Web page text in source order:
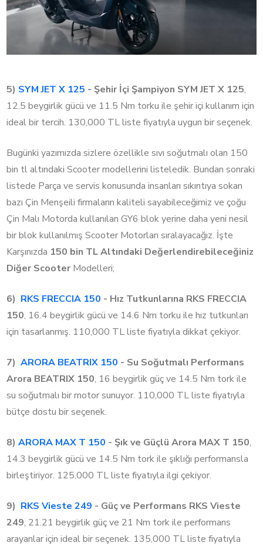
5) SYM JET X 125 - Şehir İçi Şampiyon SYM JET X 125,
12.5 beygirlik gücü ve 11.5 Nm torku ile şehir içi kullanım için
ideal bir tercih. 130,000 TL liste fiyatıyla uygun bir seçenek.
Bugünki yazımızda sizlere özellikle sıvı soğutmalı olan 150
bin tl altındaki Scooter modellerini listeledik. Bundan sonraki
listede Parça ve servis konusunda insanları sıkıntıya sokan
bazı Çin Menşeili firmaların kaliteli sayabileceğimiz ve çoğu
Çin Malı Motorda kullanılan GY6 blok yerine daha yeni nesil
bir blok kullanılmış Scooter Motorları sıralayacağız. İşte
Karşınızda 150 bin TL Altındaki Değerlendirebileceğiniz
Diğer Scooter Modelleri;
6) RKS FRECCIA 150 - Hız Tutkunlarına RKS FRECCIA
150, 16.4 beygirlik gücü ve 14.6 Nm torku ile hız tutkunları
için tasarlanmış. 110,000 TL liste fiyatıyla dikkat çekiyor.
7)ARORA BEATRIX 150 - Su Soğutmalı Performans
Arora BEATRIX 150, 16 beygirlik güç ve 14.5 Nm tork ile
su soğutmalı bir motor sunuyor. 110,000 TL liste fiyatıyla
bütçe dostu bir seçenek.
8)ARORA MAX T 150 - Şık ve Güçlü Arora MAX T 150,
14.3 beygirlik gücü ve 14.5 Nm tork ile şıklığı performansla
birleştiriyor. 125,000 TL liste fiyatıyla ilgi çekiyor.
9) RKS Vieste 249 - Güç ve Performans RKS Vieste
249, 21.21 beygirlik güç ve 21 Nm tork ile performans
arayanlar için ideal bir seçenek. 135,000 TL liste fiyatıyla